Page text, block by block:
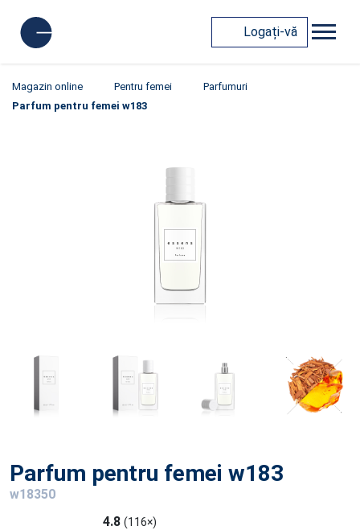
Logați-vă
Magazin online Pentru femei
Parfumuri
Parfum pentru femei w183
Parfum pentru femei w183
w18350
4.8 (116×)